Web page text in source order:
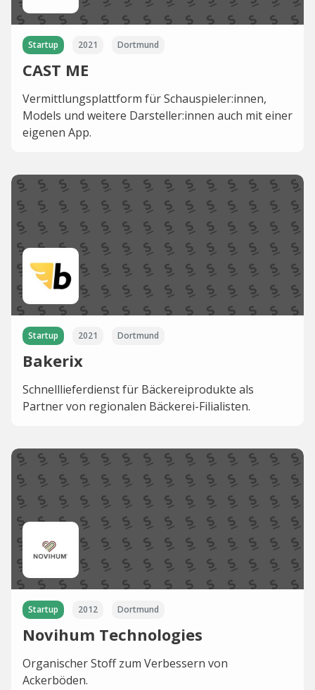
Startup 2021 Dortmund
CAST ME
Vermittlungsplattform für Schauspieler:innen,
Models und weitere Darsteller:innen auch mit einer
eigenen App.
Startup 2021 Dortmund
Bakerix
Schnelllieferdienst für Bäckereiprodukte als
Partner von regionalen Bäckerei-Filialisten.
Startup 2012 Dortmund
Novihum Technologies
Organischer Stoff zum Verbessern von
Ackerböden.